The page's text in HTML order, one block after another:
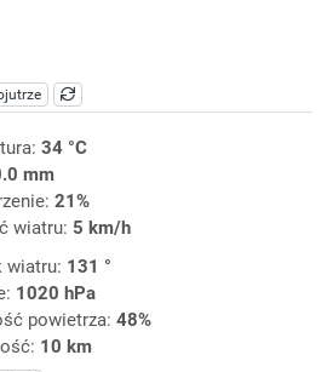
34 °C
mm
21%
wiatru: 5 km/h
wiatru: 131 °
1020 hPa
powietrza: 48%
10 km